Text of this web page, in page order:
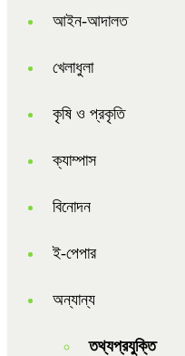
আইন-আদালত
খেলাধুলা
কৃষি ও প্রকৃতি
ক্যাম্পাস
বিনোদন
ই-পেপার
অন্যান্য
তথ্যপ্রযুক্তি